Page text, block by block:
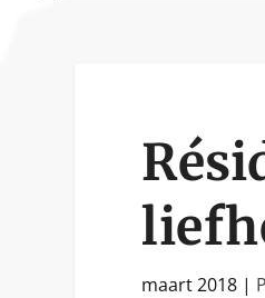
maart 2018 |